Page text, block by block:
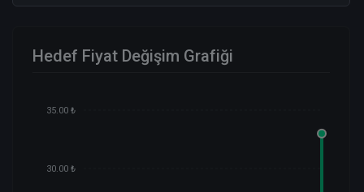
Hedef Fiyat Değişim Grafiği
35.00 ₺
30.00 ₺